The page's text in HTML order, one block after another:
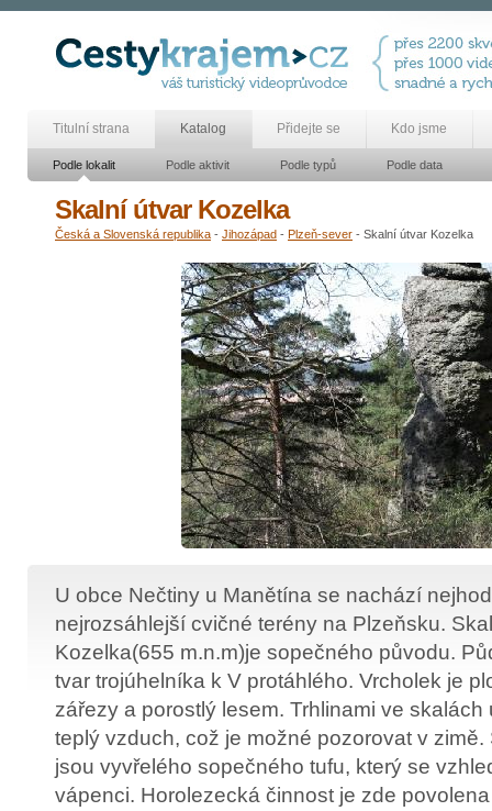
Titulní strana Katalog Přidejte se Kdo jsme
Podle lokalit Podle aktivit Podle typů Podle data
Skalní útvar Kozelka
Česká a Slovenská republika - Jihozápad - Plzeň-sever - Skalní útvar Kozelka
U obce Nečtiny u Manětína se nachází
nejrozsáhlejší cvičné terény na Plzeňsku.
Kozelka(655 m.n.m)je sopečného původu.
tvar trojúhelníka k V protáhlého. Vrcholek je
zářezy a porostlý lesem. Trhlinami ve
teplý vzduch, což je možné pozorovat v
jsou vyvřelého sopečného tufu, který se
vápenci. Horolezecká činnost je zde